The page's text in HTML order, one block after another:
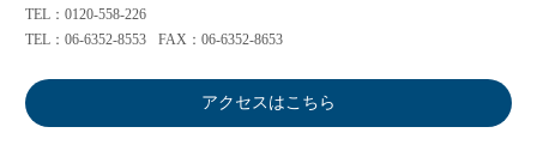
TEL：0120-558-226
TEL：06-6352-8553
FAX：06-6352-8653
アクセスはこちら